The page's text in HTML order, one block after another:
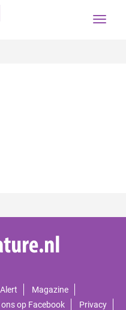
Toggle
Magazine
ons op Facebook
Privacy